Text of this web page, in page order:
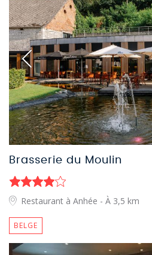
Brasserie du Moulin
Restaurant à Anhée - À 3,5 km
BELGE